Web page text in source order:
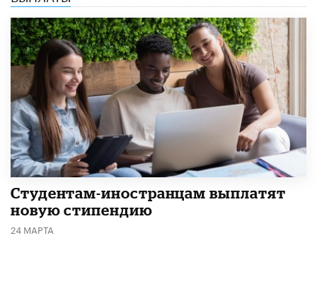
Студентам-иностранцам выплатят
новую стипендию
24 МАРТА